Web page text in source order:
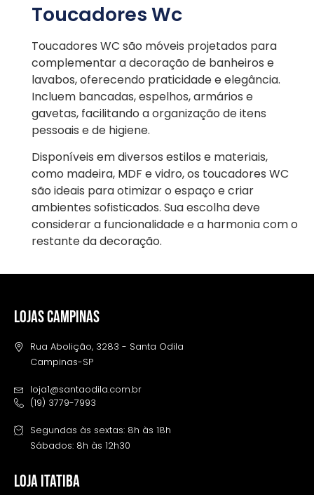
Toucadores Wc
Toucadores WC são móveis projetados para
complementar a decoração de banheiros e
lavabos, oferecendo praticidade e elegância.
Incluem bancadas, espelhos, armários e
gavetas, facilitando a organização de itens
pessoais e de higiene.
Disponíveis em diversos estilos e materiais,
como madeira, MDF e vidro, os toucadores WC
são ideais para otimizar o espaço e criar
ambientes sofisticados. Sua escolha deve
considerar a funcionalidade e a harmonia com o
restante da decoração.
LOJAS CAMPINAS
Rua Abolição, 3283 - Santa Odila
Campinas-SP
loja1@santaodila.com.br
(19) 3779-7993
Segundas às sextas: 8h às 18h
Sábados: 8h às 12h30
LOJA ITATIBA